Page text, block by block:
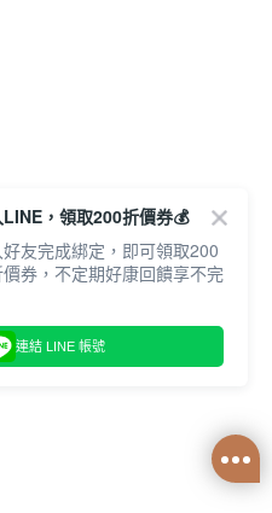
，領取200折價券💰
友完成綁定，即可領取200
券，不定期好康回饋享不完
連結 LINE 帳號